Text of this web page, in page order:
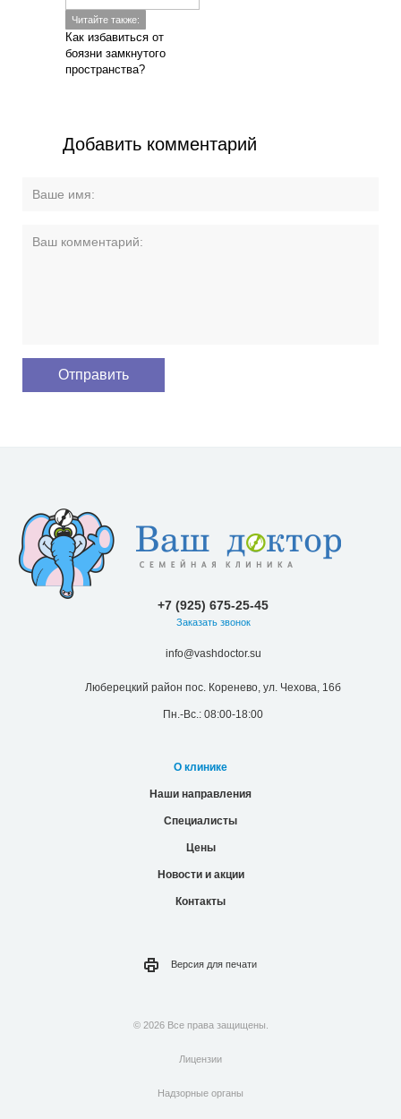
Читайте также:
Как избавиться от
боязни замкнутого
пространства?
Добавить комментарий
+7 (925) 675-25-45
Заказать звонок
info@vashdoctor.su
Люберецкий район пос. Коренево, ул. Чехова, 16б
Пн.-Вс.: 08:00-18:00
О клинике
Наши направления
Специалисты
Цены
Новости и акции
Контакты
Версия для печати
© 2026 Все права защищены.
Лицензии
Надзорные органы